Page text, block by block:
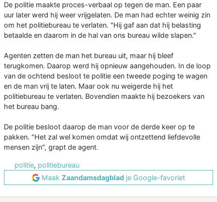
De politie maakte proces-verbaal op tegen de man. Een paar
uur later werd hij weer vrijgelaten. De man had echter weinig zin
om het politiebureau te verlaten. "Hij gaf aan dat hij belasting
betaalde en daarom in de hal van ons bureau wilde slapen."
Agenten zetten de man het bureau uit, maar hij bleef
terugkomen. Daarop werd hij opnieuw aangehouden. In de loop
van de ochtend besloot te politie een tweede poging te wagen
en de man vrij te laten. Maar ook nu weigerde hij het
politiebureau te verlaten. Bovendien maakte hij bezoekers van
het bureau bang.
De politie besloot daarop de man voor de derde keer op te
pakken. "Het zal wel komen omdat wij ontzettend liefdevolle
mensen zijn", grapt de agent.
politie, politiebureau
Maak Zaandamsdagblad je Google-favoriet